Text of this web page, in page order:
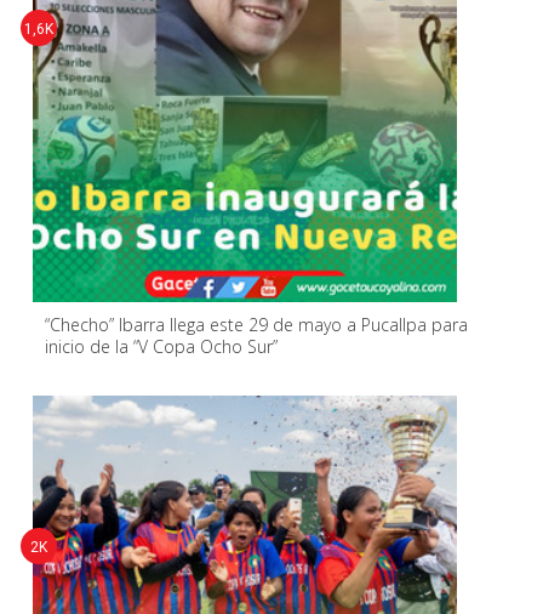
“Checho” Ibarra llega este 29 de mayo a Pucallpa para
inicio de la “V Copa Ocho Sur”
1,6K
2K